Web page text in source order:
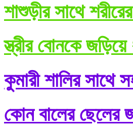
শাশুড়ীর সাথে
স্ত্রীর বোনকে
কুমারী শালির সাথে
কোন বালের ছেলের